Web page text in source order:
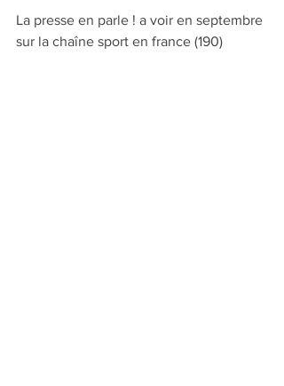
La presse en parle ! a voir en septembre
sur la chaîne sport en france (190)